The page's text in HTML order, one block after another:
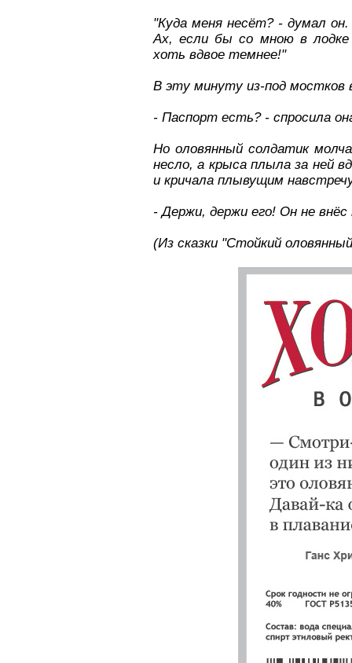
"Куда меня несёт? - думал
Ах, если бы со мною в лодке
хоть вдвое темнее!"
В эту минуту из-под мостков
- Паспорт есть? - спросила
Но оловянный солдатик
несло, а крыса плыла за ней
и кричала плывущим
- Держи, держи его! Он не
(Из сказки "Стойкий